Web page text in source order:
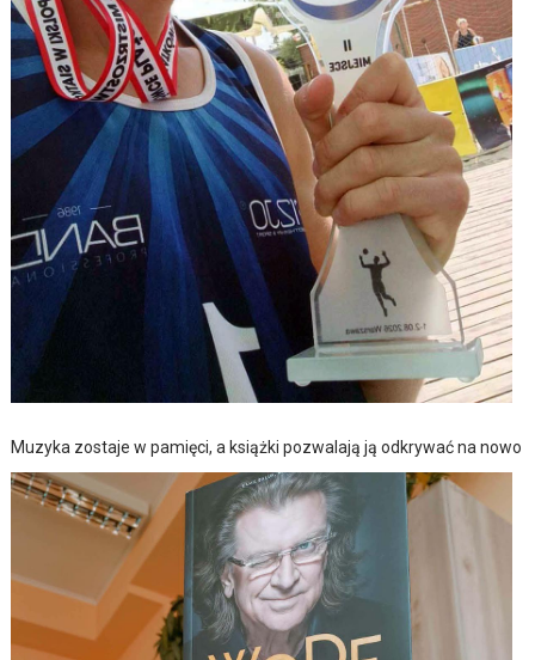
Muzyka zostaje w pamięci, a książki pozwalają ją odkrywać na nowo